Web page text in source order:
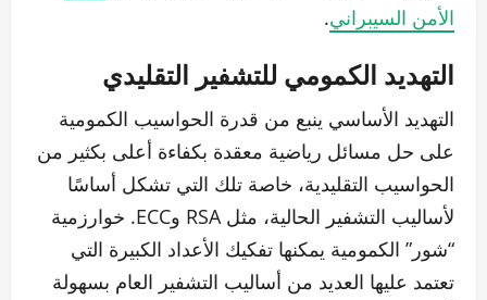
الأمن السيبراني.
التهديد الكمومي للتشفير التقليدي
التهديد الأساسي ينبع من قدرة الحواسيب الكمومية
على حل مسائل رياضية معقدة بكفاءة أعلى بكثير من
الحواسيب التقليدية، خاصة تلك التي تشكل أساسًا
لأساليب التشفير الحالية، مثل RSA وECC. خوارزمية
“شور” الكمومية يمكنها تفكيك الأعداد الكبيرة التي
تعتمد عليها العديد من أساليب التشفير العام بسهولة